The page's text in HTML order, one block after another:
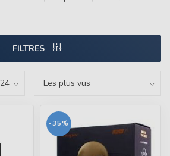
FILTRES
-35%